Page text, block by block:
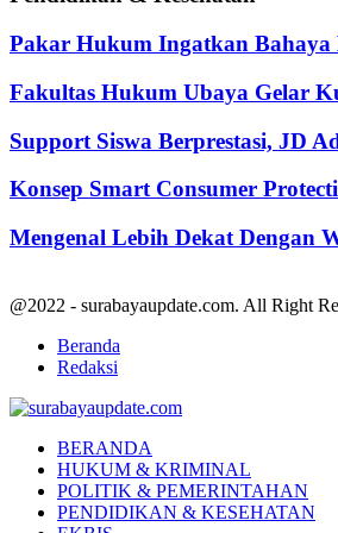
Pakar Hukum Ingatkan Bahaya
Fakultas Hukum Ubaya Gelar
Support Siswa Berprestasi, JD
Konsep Smart Consumer
Mengenal Lebih Dekat Dengan
@2022 - surabayaupdate.com. All Right
Beranda
Redaksi
BERANDA
HUKUM & KRIMINAL
POLITIK & PEMERINTAHAN
PENDIDIKAN & KESEHATAN